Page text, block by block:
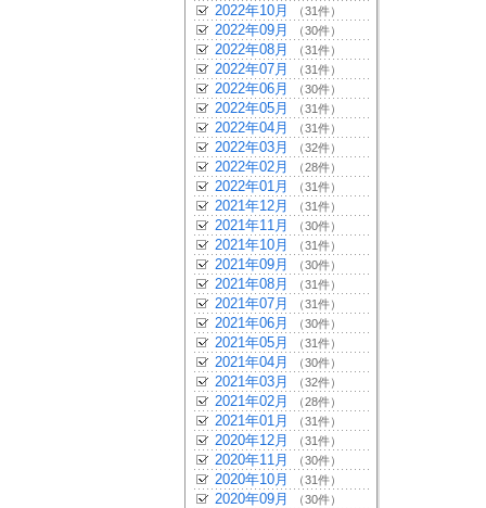
2022年10月 （31件）
2022年09月 （30件）
2022年08月 （31件）
2022年07月 （31件）
2022年06月 （30件）
2022年05月 （31件）
2022年04月 （31件）
2022年03月 （32件）
2022年02月 （28件）
2022年01月 （31件）
2021年12月 （31件）
2021年11月 （30件）
2021年10月 （31件）
2021年09月 （30件）
2021年08月 （31件）
2021年07月 （31件）
2021年06月 （30件）
2021年05月 （31件）
2021年04月 （30件）
2021年03月 （32件）
2021年02月 （28件）
2021年01月 （31件）
2020年12月 （31件）
2020年11月 （30件）
2020年10月 （31件）
2020年09月 （30件）